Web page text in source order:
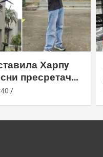
Харпy
пресретач
навођењем